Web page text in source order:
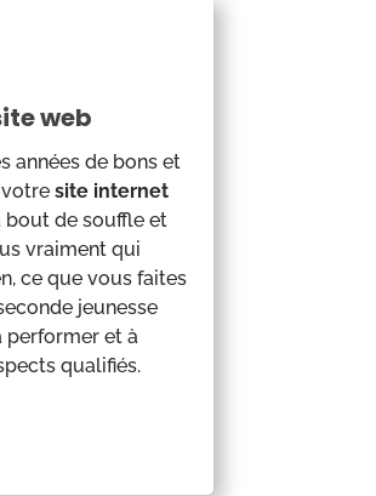
web
années de bons et
site internet
de souffle et
vraiment qui
ce que vous faites
jeunesse
performer et à
qualifiés.